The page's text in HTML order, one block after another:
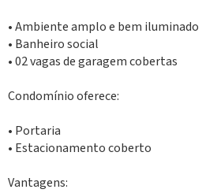
• Ambiente amplo e bem iluminado
• Banheiro social
• 02 vagas de garagem cobertas
Condomínio oferece:
• Portaria
• Estacionamento coberto
Vantagens: